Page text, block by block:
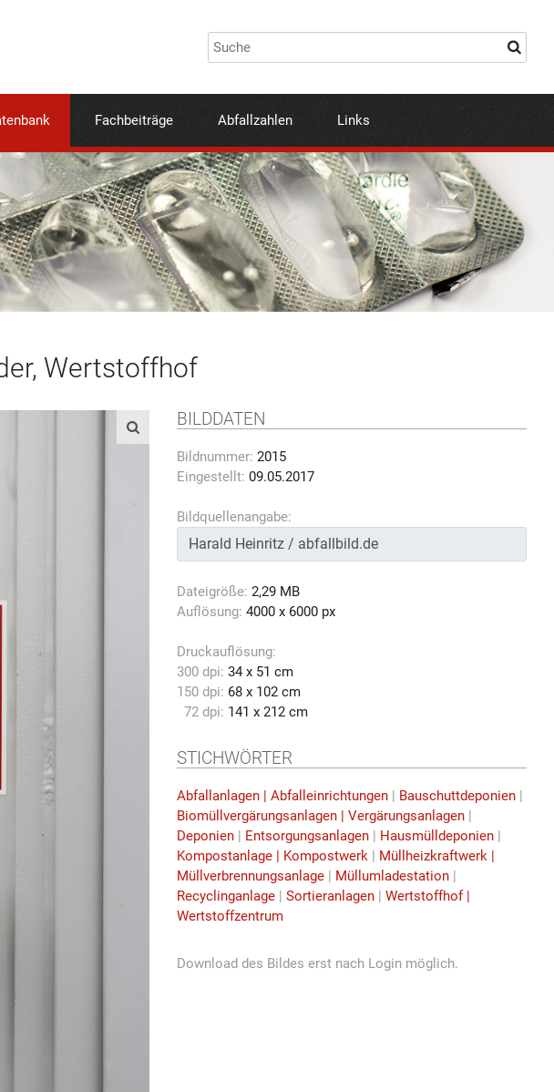
Fachbeiträge Abfallzahlen Links
Wertstoffhof
BILDDATEN
Bildnummer: 2015
Eingestellt: 09.05.2017
Bildquellenangabe:
Dateigröße: 2,29 MB
Auflösung: 4000 x 6000 px
Druckauflösung:
300 dpi: 34 x 51 cm
150 dpi: 68 x 102 cm
72 dpi: 141 x 212 cm
STICHWÖRTER
Abfallanlagen | Abfalleinrichtungen | Bauschuttdeponien |
Biomüllvergärungsanlagen | Vergärungsanlagen |
Deponien | Entsorgungsanlagen | Hausmülldeponien |
Kompostanlage | Kompostwerk | Müllheizkraftwerk |
Müllverbrennungsanlage | Müllumladestation |
Recyclinganlage |Sortieranlagen |Wertstoffhof |
Wertstoffzentrum
Download des Bildes erst nach Login möglich.